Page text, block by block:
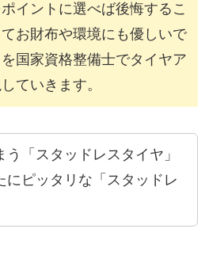
イントに選べば後悔するこ
お財布や環境にも優しいで
国家資格整備士でタイヤア
ていきます。
「スタッドレスタイヤ」
にピッタリな「スタッドレ